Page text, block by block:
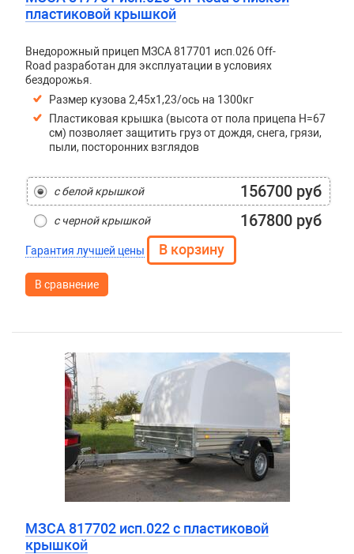
пластиковой крышкой
Внедорожный прицеп МЗСА 817701 исп.026 Off-
Road разработан для эксплуатации в условиях
бездорожья.
Размер кузова 2,45х1,23/ось на 1300кг
Пластиковая крышка (высота от пола прицепа H=67
см) позволяет защитить груз от дождя, снега, грязи,
пыли, посторонних взглядов
с белой крышкой 156700 руб
с черной крышкой 167800 руб
Гарантия лучшей цены
В сравнение
МЗСА 817702 исп.022 с пластиковой
крышкой